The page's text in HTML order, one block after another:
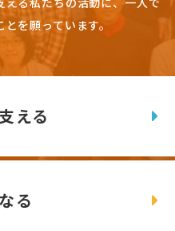
を願っています。
える
る